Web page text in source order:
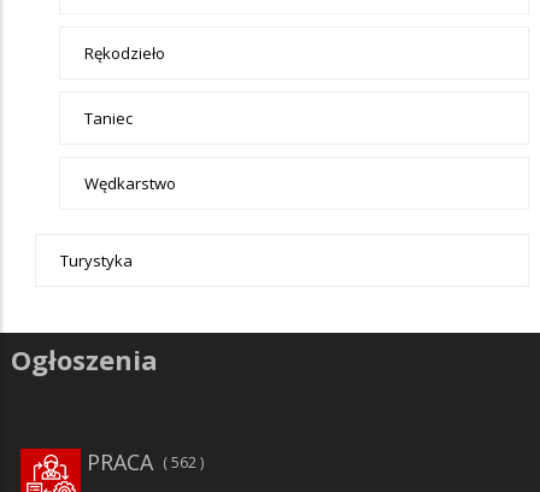
Rękodzieło
Taniec
Wędkarstwo
Turystyka
Ogłoszenia
PRACA 562